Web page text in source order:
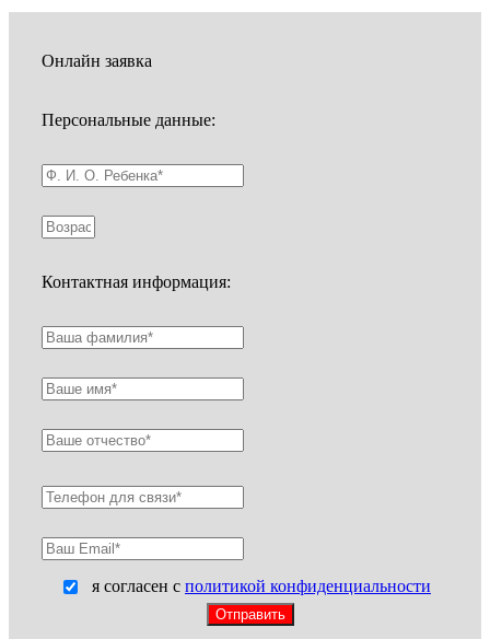
Онлайн заявка
Персональные данные:
Контактная информация:
я согласен с политикой конфиденциальности